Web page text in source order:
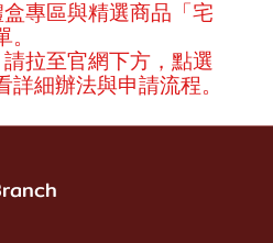
專區與精選商品「宅
拉至官網下方，點選
詳細辦法與申請流程。